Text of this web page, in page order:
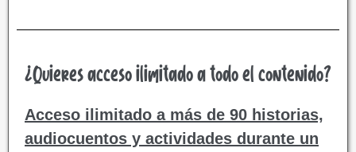
¿Quieres acceso ilimitado a todo el contenido?
Acceso ilimitado a más de 90 historias,
audiocuentos y actividades durante un